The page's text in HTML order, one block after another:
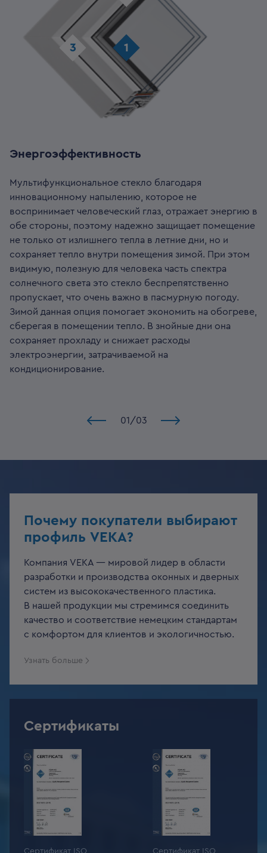
1
3
Энергоэффективность
Мультифункциональное стекло благодаря
инновационному напылению, которое не
воспринимает человеческий глаз, отражает энергию в
обе стороны, поэтому надежно защищает помещение
не только от излишнего тепла в летние дни, но и
сохраняет тепло внутри помещения зимой. При этом
видимую, полезную для человека часть спектра
солнечного света это стекло беспрепятственно
пропускает, что очень важно в пасмурную погоду.
Зимой данная опция помогает экономить на обогреве,
сберегая в помещении тепло. В знойные дни она
сохраняет прохладу и снижает расходы
электроэнергии, затрачиваемой на
кондиционирование.
01 /03
Почему покупатели выбирают
профиль VEKA?
Компания VEKA — мировой лидер в области
разработки и производства оконных и дверных
систем из высококачественного пластика.
В нашей продукции мы стремимся соединить
качество и соответствие немецким стандартам
с комфортом для клиентов и экологичностью.
Узнать больше
Сертификаты
Сертификат ISO Сертификат ISO